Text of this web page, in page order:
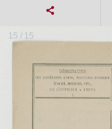
15 / 15